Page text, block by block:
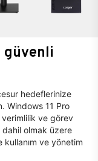
güvenli
hedeflerinize
Windows 11 Pro
ve görev
dahil olmak üzere
ve yönetim